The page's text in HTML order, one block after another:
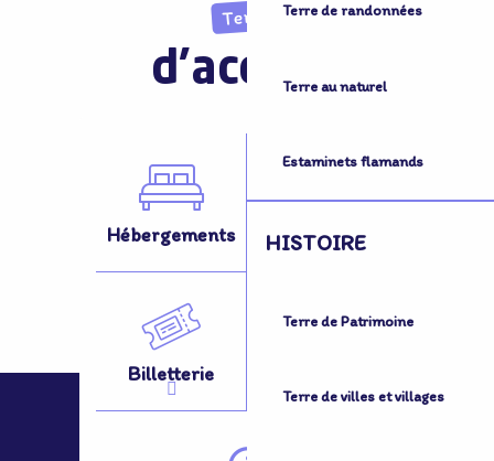
Terre de randonnées
Terre au naturel
Estaminets flamands
HISTOIRE
Terre de Patrimoine
Terre de villes et villages
Terre
d'accueil
Hébergements Activités
Billetterie